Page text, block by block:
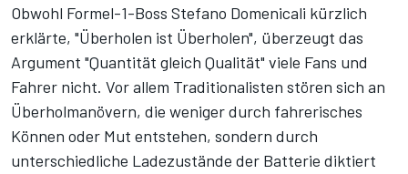
Obwohl Formel-1-Boss Stefano Domenicali kürzlich
erklärte, "Überholen ist Überholen", überzeugt das
Argument "Quantität gleich Qualität" viele Fans und
Fahrer nicht. Vor allem Traditionalisten stören sich an
Überholmanövern, die weniger durch fahrerisches
Können oder Mut entstehen, sondern durch
unterschiedliche Ladezustände der Batterie diktiert